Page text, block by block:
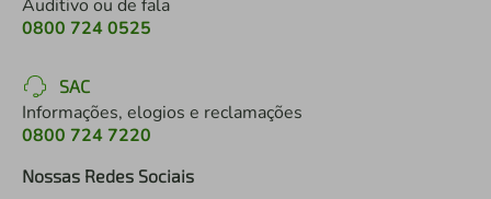
Auditivo ou de fala
0800 724 0525
SAC
Informações, elogios e reclamações
0800 724 7220
Nossas Redes Sociais